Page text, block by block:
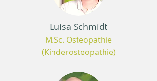
Luisa Schmidt
M.Sc. Osteopathie
(Kinderosteopathie)